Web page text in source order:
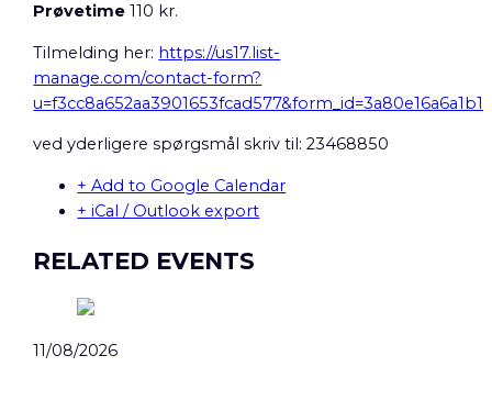
Prøvetime 110 kr.
Tilmelding her: https://us17.list-
manage.com/contact-form?
ved yderligere spørgsmål skriv til: 23468850
+ Add to Google Calendar
+ iCal / Outlook export
RELATED EVENTS
11/08/2026